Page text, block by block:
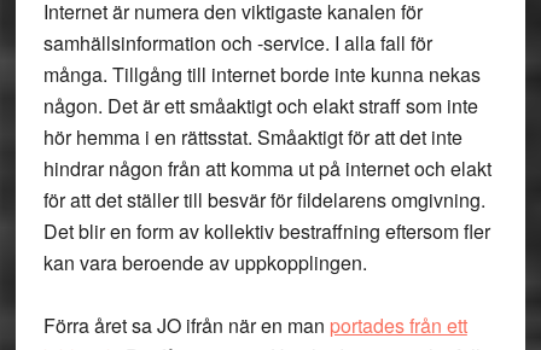
Internet är numera den viktigaste kanalen för
samhällsinformation och -service. I alla fall för
många. Tillgång till internet borde inte kunna nekas
någon. Det är ett småaktigt och elakt straff som inte
hör hemma i en rättsstat. Småaktigt för att det inte
hindrar någon från att komma ut på internet och elakt
för att det ställer till besvär för fildelarens omgivning.
Det blir en form av kollektiv bestraffning eftersom fler
kan vara beroende av uppkopplingen.
Förra året sa JO ifrån när en man portades från ett